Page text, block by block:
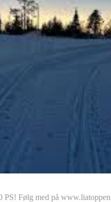
PS! Følg med på